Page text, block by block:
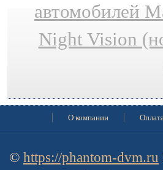
автомобилей
Night Vision
О компании
© https://phantom-dvm.ru